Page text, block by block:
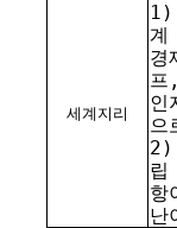
세계지리
1)
계
경
프
인
으
2)
립
항
난